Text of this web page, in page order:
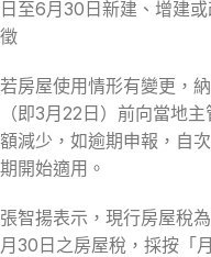
日至6月30日新建、增建
徵
若房屋使用情形有變更，
（即3月22日）前向當地
額減少，如逾期申報，自
期開始適用。
張智揚表示，現行房屋稅
月30日之房屋稅，採按「